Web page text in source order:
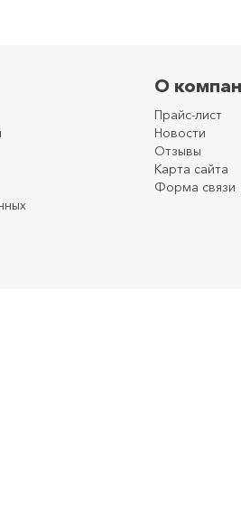
О
Прайс-лист
Новости
Отзывы
Карта сайта
Форма связи